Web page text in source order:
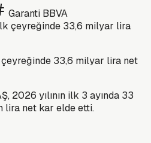
Garanti BBVA
çeyreğinde 33,6 milyar lira net
2026 yılının ilk 3 ayında 33
lira net kar elde etti.